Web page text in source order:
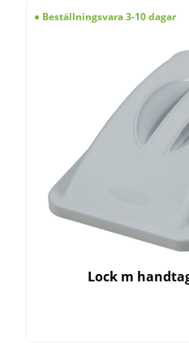
Beställningsvara 3-10 dagar
Lock m